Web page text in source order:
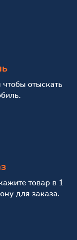
отыскать
товар в 1
для заказа.